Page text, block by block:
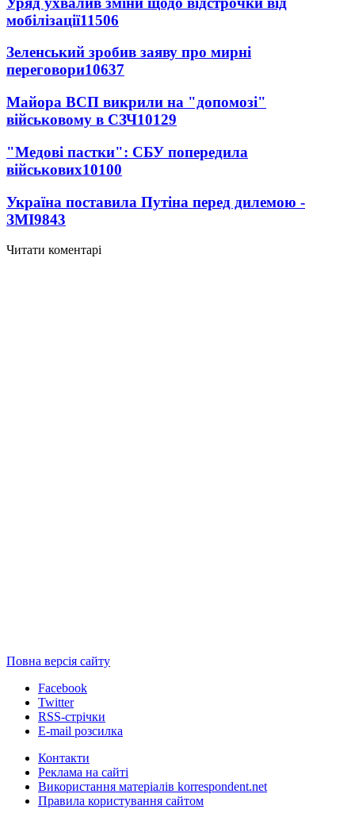
мобілізації11506
Зеленський зробив заяву про мирні
переговори10637
Майора ВСП викрили на "допомозі"
військовому в СЗЧ10129
"Медові пастки": СБУ попередила
військових10100
Україна поставила Путіна перед дилемою -
ЗМІ9843
Читати коментарі
Повна версія сайту
Facebook
Twitter
RSS-стрічки
E-mail розсилка
Контакти
Реклама на сайті
Використання матеріалів korrespondent.net
Правила користування сайтом